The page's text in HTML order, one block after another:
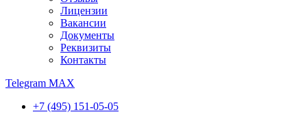
Лицензии
Вакансии
Документы
Реквизиты
Контакты
Telegram MAX
+7 (495) 151-05-05